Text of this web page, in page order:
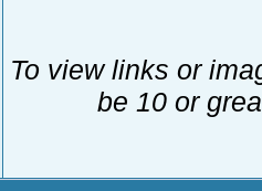
To view links or
be 10 or